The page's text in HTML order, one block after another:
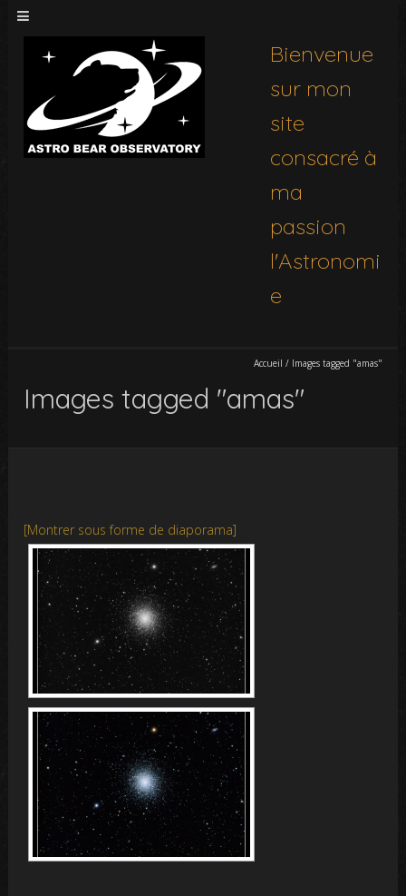
Bienvenue
sur mon
site
consacré à
ma
passion
l'Astronomi
e
Accueil / Images tagged "amas"
Images tagged "amas"
[Montrer sous forme de diaporama]